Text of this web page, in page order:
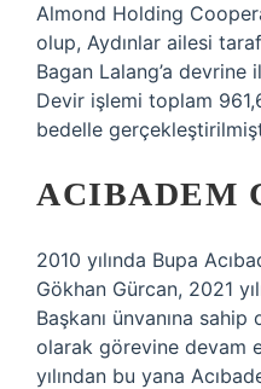
Almond Holding
olup, Aydınlar ailesi
Bagan Lalang’a devrine
Devir işlemi toplam
bedelle
ACIBADEM
2010 yılında Bupa
Gökhan Gürcan, 2021
Başkanı ünvanına
olarak görevine devam
yılından bu yana